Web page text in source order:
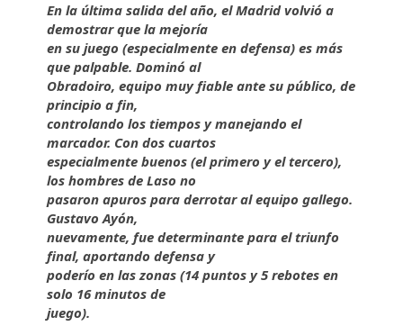
En la última salida del año, el Madrid volvió a
demostrar que la mejoría
en su juego (especialmente en defensa) es más
que palpable. Dominó al
Obradoiro, equipo muy fiable ante su público, de
principio a fin,
controlando los tiempos y manejando el
marcador. Con dos cuartos
especialmente buenos (el primero y el tercero),
los hombres de Laso no
pasaron apuros para derrotar al equipo gallego.
Gustavo Ayón,
nuevamente, fue determinante para el triunfo
final, aportando defensa y
poderío en las zonas (14 puntos y 5 rebotes en
solo 16 minutos de
juego).